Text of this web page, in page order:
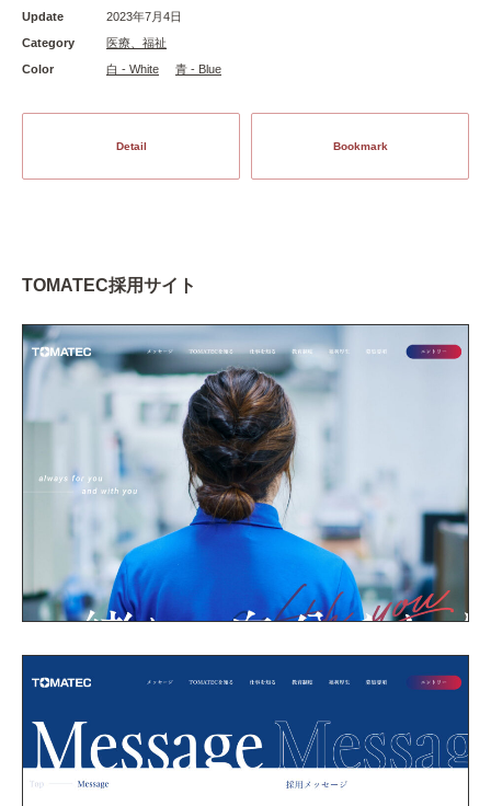
Update
2023年7月4日
Category
医療、福祉
Color
白 - White 青 - Blue
Detail Bookmark
TOMATEC採用サイト